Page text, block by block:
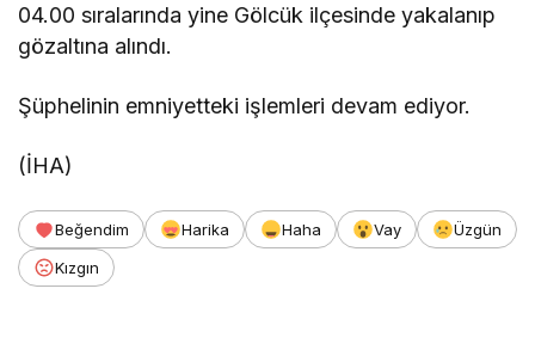
04.00 sıralarında yine Gölcük ilçesinde yakalanıp
gözaltına alındı.
Şüphelinin emniyetteki işlemleri devam ediyor.
(İHA)
Beğendim Harika Haha Vay
Üzgün
Kızgın